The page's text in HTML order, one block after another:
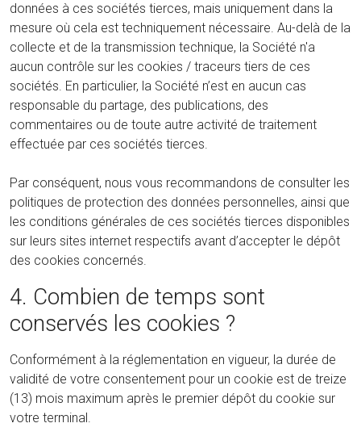
données à ces sociétés tierces, mais uniquement dans la
mesure où cela est techniquement nécessaire. Au-delà de la
collecte et de la transmission technique, la Société n'a
aucun contrôle sur les cookies / traceurs tiers de ces
sociétés. En particulier, la Société n’est en aucun cas
responsable du partage, des publications, des
commentaires ou de toute autre activité de traitement
effectuée par ces sociétés tierces.
Par conséquent, nous vous recommandons de consulter les
politiques de protection des données personnelles, ainsi que
les conditions générales de ces sociétés tierces disponibles
sur leurs sites internet respectifs avant d’accepter le dépôt
des cookies concernés.
4. Combien de temps sont
conservés les cookies ?
Conformément à la réglementation en vigueur, la durée de
validité de votre consentement pour un cookie est de treize
(13) mois maximum après le premier dépôt du cookie sur
votre terminal.